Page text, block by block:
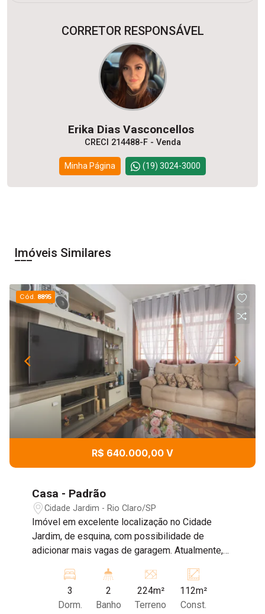
CORRETOR RESPONSÁVEL
Erika Dias Vasconcellos
CRECI 214488-F - Venda
Minha Página (19) 3024-3000
Imóveis Similares
Cód. 8895
R$ 640.000,00 V
Casa - Padrão
Cidade Jardim - Rio Claro/SP
Imóvel em excelente localização no Cidade
Jardim, de esquina, com possibilidade de
adicionar mais vagas de garagem. Atualmente,
área de serviço reservada com duas saídas, 3
dormitórios, todos com guarda-roupa embutido
em madeira, sendo um deles suíte. Há um
3
Dorm.
2
Banho
224m²
Terreno
112m²
Const.